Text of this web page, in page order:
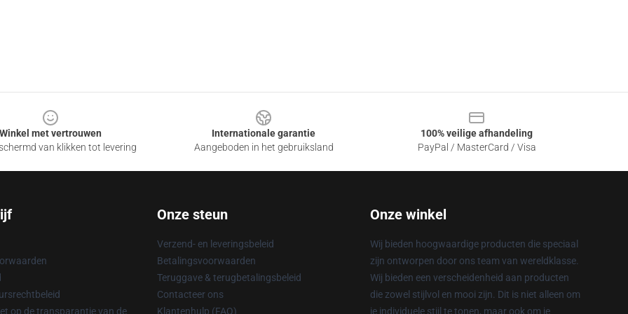
Winkel met vertrouwen
van klikken tot levering
Internationale garantie
Aangeboden in het gebruiksland
100% veilige afhandeling
PayPal / MasterCard / Visa
op de transparantie van de
Onze steun
Verzend- en leveringsbeleid
Betalingsvoorwaarden
Teruggave & terugbetalingsbeleid
Contacteer ons
Klantenhulp (FAQ)
Onze winkel
Wij bieden hoogwaardige producten die speciaal
zijn ontworpen door ons team van wereldklasse.
Wij bieden een verscheidenheid aan producten
die zowel stijlvol en mooi zijn. Dit is niet alleen om
je individuele stijl te tonen, maar ook om je